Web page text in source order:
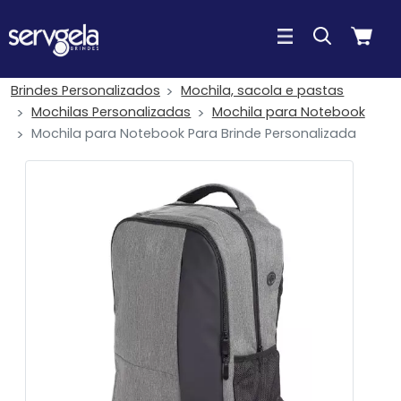
Brindes Personalizados
Mochila, sacola e pastas
Mochilas Personalizadas
Mochila para Notebook
Mochila para Notebook Para Brinde Personalizada